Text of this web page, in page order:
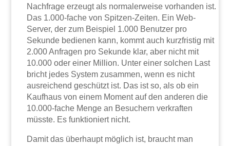
Nachfrage erzeugt als normalerweise vorhanden ist.
Das 1.000-fache von Spitzen-Zeiten. Ein Web-
Server, der zum Beispiel 1.000 Benutzer pro
Sekunde bedienen kann, kommt auch kurzfristig mit
2.000 Anfragen pro Sekunde klar, aber nicht mit
10.000 oder einer Million. Unter einer solchen Last
bricht jedes System zusammen, wenn es nicht
ausreichend geschützt ist. Das ist so, als ob ein
Kaufhaus von einem Moment auf den anderen die
10.000-fache Menge an Besuchern verkraften
müsste. Es funktioniert nicht.
Damit das überhaupt möglich ist, braucht man